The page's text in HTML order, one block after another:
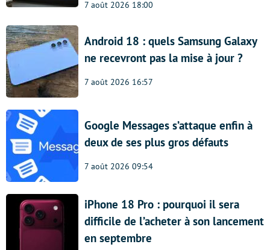
7 août 2026 18:00
Android 18 : quels Samsung Galaxy
ne recevront pas la mise à jour ?
7 août 2026 16:57
Google Messages s’attaque enfin à
deux de ses plus gros défauts
7 août 2026 09:54
iPhone 18 Pro : pourquoi il sera
difficile de l’acheter à son lancement
en septembre